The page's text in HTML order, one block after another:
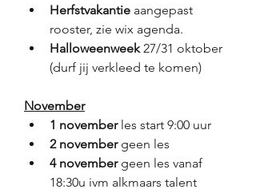
Herfstvakantie aangepast
rooster, zie wix agenda.
Halloweenweek 27/31 oktober
(durf jij verkleed te komen)
November
1 november les start 9:00 uur
2 november geen les
4 november geen les vanaf
18:30u ivm alkmaars talent